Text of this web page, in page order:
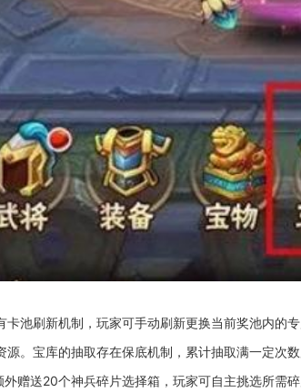
卡池刷新机制，玩家可手动刷新更换当前奖池内的
源。宝库的抽取存在保底机制，累计抽取满一定次
赠送20个神兵碎片选择箱，玩家可自主挑选所需